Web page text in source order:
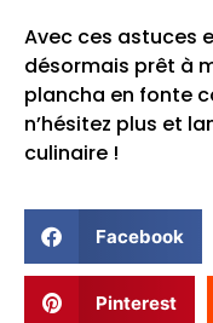
Avec ces astuces
désormais prêt à
plancha en fonte
n’hésitez plus et
culinaire !
Facebook
Pinterest